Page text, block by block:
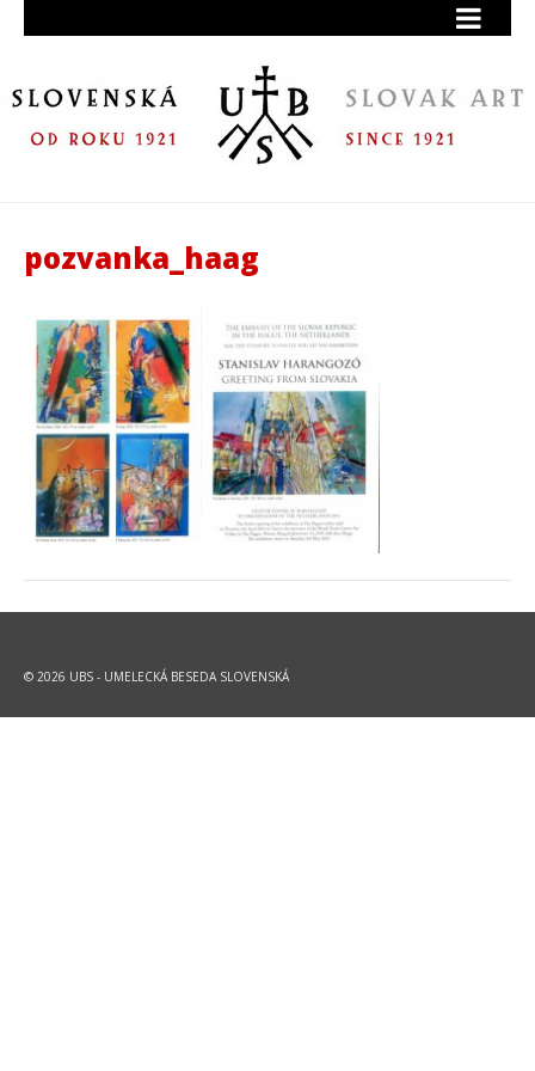
pozvanka_haag
© 2026 UBS - UMELECKÁ BESEDA SLOVENSKÁ